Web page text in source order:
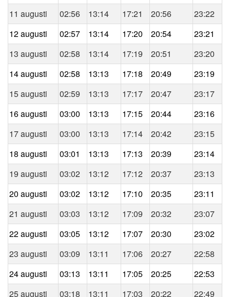
11 augusti
02:56 13:14 17:21 20:56
23:22
12 augusti
02:57 13:14 17:20 20:54
23:21
13 augusti
02:58 13:14 17:19 20:51
23:20
14 augusti
02:58 13:13 17:18 20:49
23:19
15 augusti
02:59 13:13 17:17 20:47
23:17
16 augusti
03:00 13:13 17:15 20:44
23:16
17 augusti
03:00 13:13 17:14 20:42
23:15
18 augusti
03:01 13:13 17:13 20:39
23:14
19 augusti
03:02 13:12 17:12 20:37
23:13
20 augusti
03:02 13:12 17:10 20:35
23:11
21 augusti
03:03 13:12 17:09 20:32
23:07
22 augusti
03:05 13:12 17:07 20:30
23:02
23 augusti
03:09 13:11 17:06 20:27
22:58
24 augusti
03:13 13:11 17:05 20:25
22:53
25 augusti
03:18 13:11 17:03 20:22 22:49